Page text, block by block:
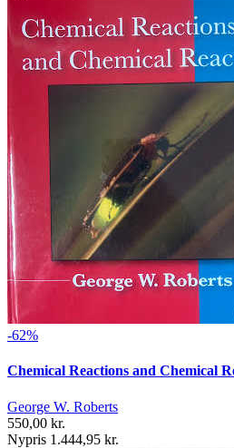
-62%
Chemical Reactions and Chemical
George W. Roberts
550,00 kr.
Nypris 1.444,95 kr.